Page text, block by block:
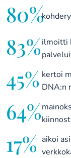
80%
83%ilmoitti
45% kertoi
DNA:n
64%
17% aikoi